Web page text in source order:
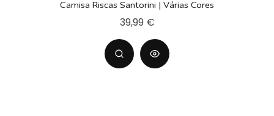
Camisa Riscas Santorini | Várias Cores
39,99 €